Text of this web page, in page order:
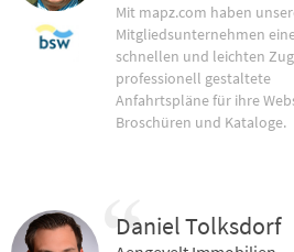
Mit mapz.com haben
Mitgliedsunternehmen
schnellen und leichten
professionell gestaltete
Anfahrtspläne für ihre
Broschüren und Kataloge.
Daniel Tolksdorf